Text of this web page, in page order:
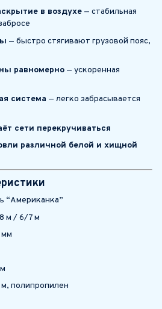
в воздухе — стабильная
— быстро стягивают грузовой пояс,
равномерно — ускоренная
система — легко забрасывается
сети перекручиваться
различной белой и хищной
“Американка”
м / 6/7 м
мм
полипропилен